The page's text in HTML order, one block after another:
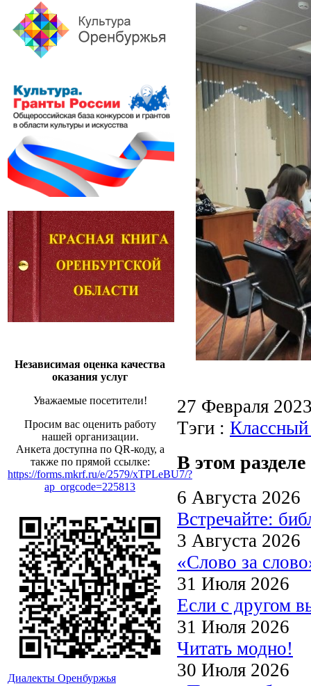
Независимая оценка качества
оказания услуг
Уважаемые посетители!
Просим вас оценить работу
нашей организации.
Анкета доступна по QR-коду, а
также по прямой ссылке:
https://forms.mkrf.ru/e/2579/xTPLeBU7/?
ap_orgcode=225813
Диалекты Оренбуржья
27 Февраля
Тэги :
В этом разделе
6 Августа 2026
Встречайте:
3 Августа 2026
«Слово за
31 Июля 2026
Если с другом
31 Июля 2026
Читать модно!
30 Июля 2026